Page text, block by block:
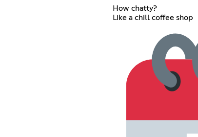
How chatty?
Like a chill coffee shop